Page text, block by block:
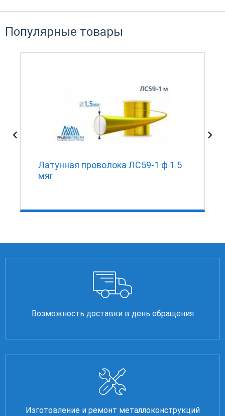
Популярные товары
Латунная проволока ЛС59-1 ф 1.5
мяг
Возможность доставки в день обращения
Изготовление и ремонт металлоконструкций